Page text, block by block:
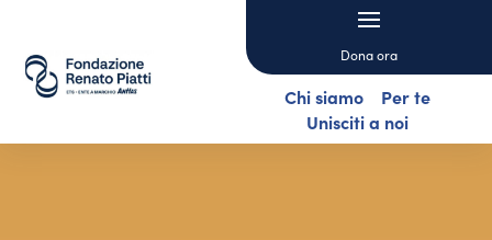
Dona ora
Chi siamo
Per te
Unisciti a noi